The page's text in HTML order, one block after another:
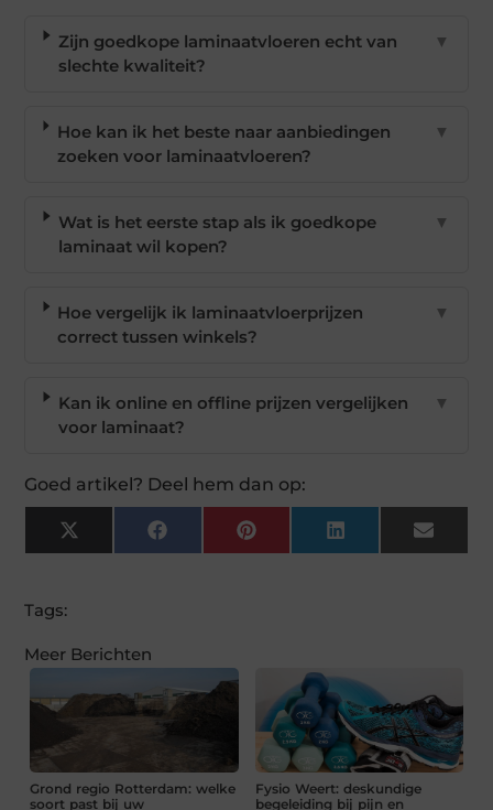
Zijn goedkope laminaatvloeren echt van
slechte kwaliteit?
▼
Hoe kan ik het beste naar aanbiedingen
zoeken voor laminaatvloeren?
▼
Wat is het eerste stap als ik goedkope
laminaat wil kopen?
▼
Hoe vergelijk ik laminaatvloerprijzen
correct tussen winkels?
▼
Kan ik online en offline prijzen vergelijken
voor laminaat?
▼
Goed artikel? Deel hem dan op:
X
(Twitter)
FacebookPinterest LinkedIn Email
Tags:
Meer Berichten
Grond regio Rotterdam: welke
soort past bij uw
Fysio Weert: deskundige
begeleiding bij pijn en